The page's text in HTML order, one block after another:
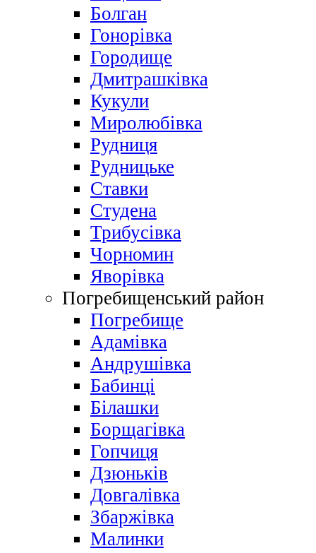
Болган
Гонорівка
Городище
Дмитрашківка
Кукули
Миролюбівка
Рудниця
Рудницьке
Ставки
Студена
Трибусівка
Чорномин
Яворівка
Погребищенський район
Погребище
Адамівка
Андрушівка
Бабинці
Білашки
Борщагівка
Гопчиця
Дзюньків
Довгалівка
Збаржівка
Малинки